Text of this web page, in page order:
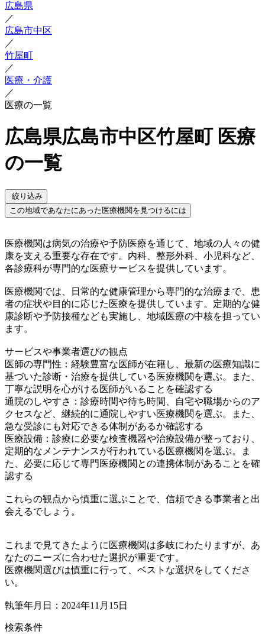
広島県
／
広島市中区
／
竹屋町
／
医療・介護
／
医療の一覧
広島県広島市中区竹屋町 医療
の一覧
絞り込み
この地域であなたにあった医療機関を見つけるには
医療機関は病気の治療や予防医療を通じて、地域の人々の健
康を支える重要な存在です。内科、整形外科、小児科など、
各診療科が専門的な医療サービスを提供しています。
医療機関では、日常的な健康管理から専門的な治療まで、患
者の症状や目的に応じた医療を提供しています。定期的な健
康診断や予防接種なども実施し、地域医療の中核を担ってい
ます。
サービスや事業者選びの観点
医師の専門性：経験豊富な医師が在籍し、最新の医療知識に
基づいた診断・治療を提供している医療機関を選ぶ。また、
丁寧な説明を心がける医師がいることを確認する
通院のしやすさ：診療時間や待ち時間、自宅や職場からのア
クセスなど、継続的に通院しやすい医療機関を選ぶ。また、
急な受診にも対応できる体制があるか確認する
医療設備：診療に必要な検査機器や治療設備が整っており、
定期的なメンテナンスが行われている医療機関を選ぶ。ま
た、必要に応じて専門医療機関との連携体制があることを確
認する
これらの観点から慎重に選ぶことで、信頼できる事業者と出
会えるでしょう。
これまで見てきたように医療機関は多岐にわたりますが、あ
なたのニーズに合わせた選択が重要です。
医療機関選びは慎重に行って、ベストな選択をしてくださ
い。
執筆年月日：2024年11月15日
検索条件